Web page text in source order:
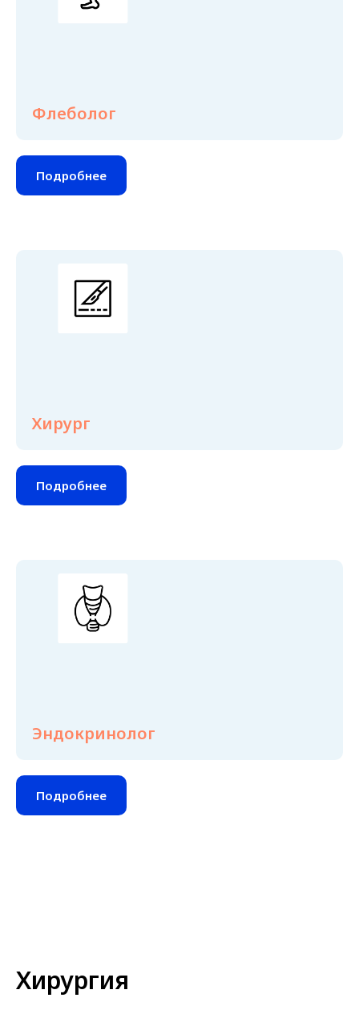
Флеболог
Подробнее
Хирург
Подробнее
Эндокринолог
Подробнее
Хирургия